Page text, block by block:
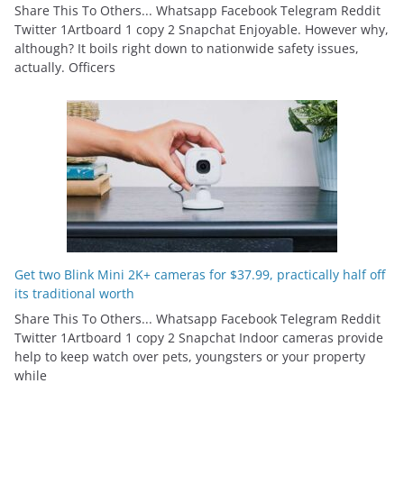
Share This To Others... Whatsapp Facebook Telegram Reddit
Twitter 1Artboard 1 copy 2 Snapchat Enjoyable. However why,
although? It boils right down to nationwide safety issues,
actually. Officers
Get two Blink Mini 2K+ cameras for $37.99, practically half off
its traditional worth
Share This To Others... Whatsapp Facebook Telegram Reddit
Twitter 1Artboard 1 copy 2 Snapchat Indoor cameras provide
help to keep watch over pets, youngsters or your property
while